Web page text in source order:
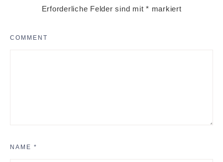
Erforderliche Felder sind mit * markiert
COMMENT
NAME *